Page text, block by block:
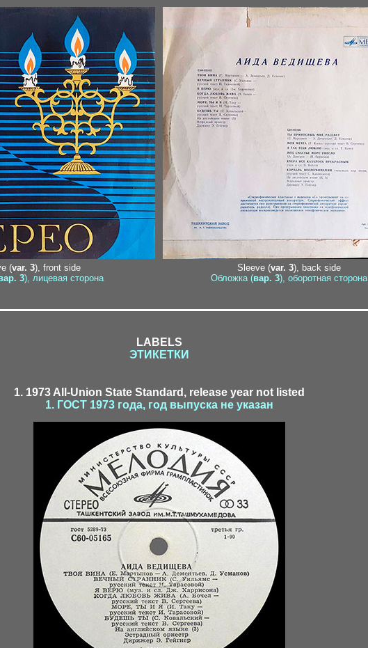
(var. 3), front side
3), лицевая сторона
Sleeve (var. 3), back side
Обложка (вар. 3), оборотная сторона
LABELS
ЭТИКЕТКИ
1. 1973 All-Union State Standard, release year not listed
1. ГОСТ 1973 года, год выпуска не указан